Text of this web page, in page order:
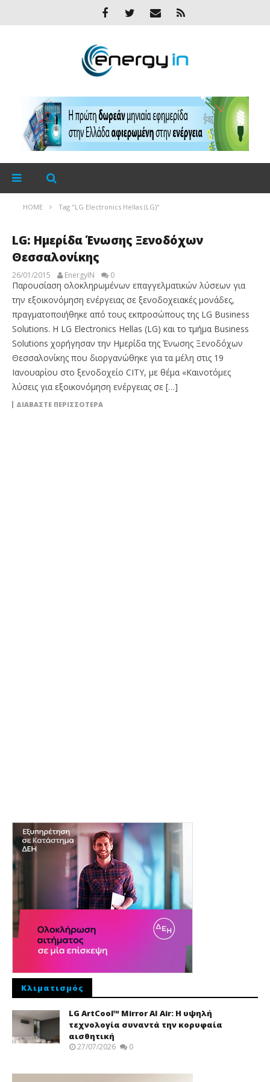
HOME Tag "LG Electronics Hellas (LG)"
LG: Ημερίδα Ένωσης Ξενοδόχων
Θεσσαλονίκης
26/01/2015 EnergyIN 0
Παρουσίαση ολοκληρωμένων επαγγελματικών λύσεων για
την εξοικονόμηση ενέργειας σε ξενοδοχειακές μονάδες,
πραγματοποιήθηκε από τους εκπροσώπους της LG Business
Solutions. H LG Electronics Hellas (LG) και το τμήμα Business
Solutions χορήγησαν την Ημερίδα της Ένωσης Ξενοδόχων
Θεσσαλονίκης που διοργανώθηκε για τα μέλη στις 19
Ιανουαρίου στο ξενοδοχείο CITY, με θέμα «Καινοτόμες
λύσεις για εξοικονόμηση ενέργειας σε […]
ΔΙΑΒΆΣΤΕ ΠΕΡΙΣΣΌΤΕΡΑ
Κλιματισμός
LG ArtCool™ Mirror AI Air: Η υψηλή
τεχνολογία συναντά την κορυφαία
αισθητική
27/07/2026 0